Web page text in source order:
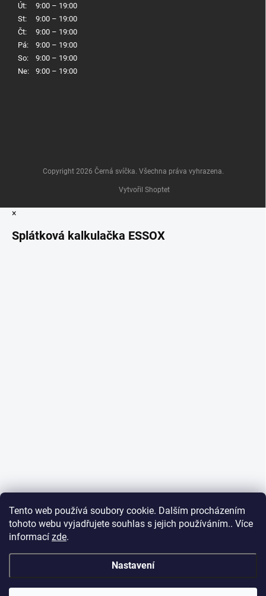
Tento web používá soubory cookie. Dalším procházením
tohoto webu vyjadřujete souhlas s jejich používáním.. Více
informací zde.
Nastavení
Út:
9:00 – 19:00
St:
9:00 – 19:00
Čt:
9:00 – 19:00
Pá:
9:00 – 19:00
So:
9:00 – 19:00
Ne:
9:00 – 19:00
Vytvořil Shoptet
Copyright 2026 Černá svíčka. Všechna práva vyhrazena.
×
Splátková kalkulačka ESSOX